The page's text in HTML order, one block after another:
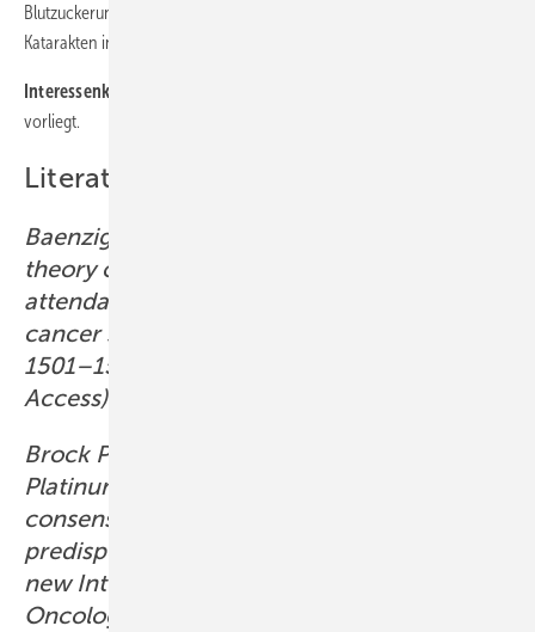
Blutzuckeruntersuchungen in Apotheken oder Früherfassung von
Katarakten in Optikergeschäften.
Interessenkonflikt:
vorliegt.
Literatur
Baenziger J, Roser K, Mader L et al.: Can the
theory of planned behavior help explain
attendance to follow-up care of childhood
cancer survivors? Psychooncology 2018; 27:
1501–1508. doi:10.1002/pon.4680 (Open
Access).
Brock PR, Knight KR, Freyer DR et al.:
Platinum-induced ototoxicity in children: a
consensus review on mechanisms,
predisposition, and protection, including a
new International Society of Pediatric
Oncology Boston ototoxicity scale. J Clin